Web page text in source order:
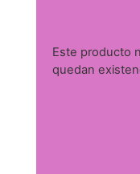
Este producto
quedan